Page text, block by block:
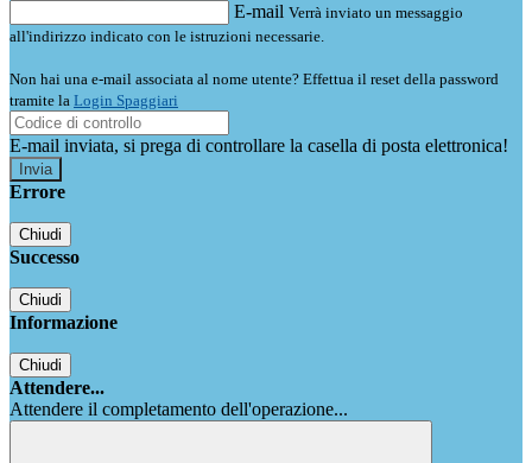
E-mail Verrà inviato un messaggio
all'indirizzo indicato con le istruzioni necessarie.
Non hai una e-mail associata al nome utente? Effettua il reset della password
tramite la Login Spaggiari
E-mail inviata, si prega di controllare la casella di posta elettronica!
Errore
Chiudi
Successo
Chiudi
Informazione
Chiudi
Attendere...
Attendere il completamento dell'operazione...